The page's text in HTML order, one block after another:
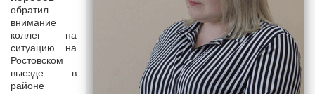
обратил
внимание
коллег на
ситуацию на
Ростовском
выезде в
районе